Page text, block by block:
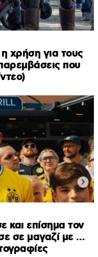
η χρήση για τους
που
και επίσημα τον
σε μαγαζί με …